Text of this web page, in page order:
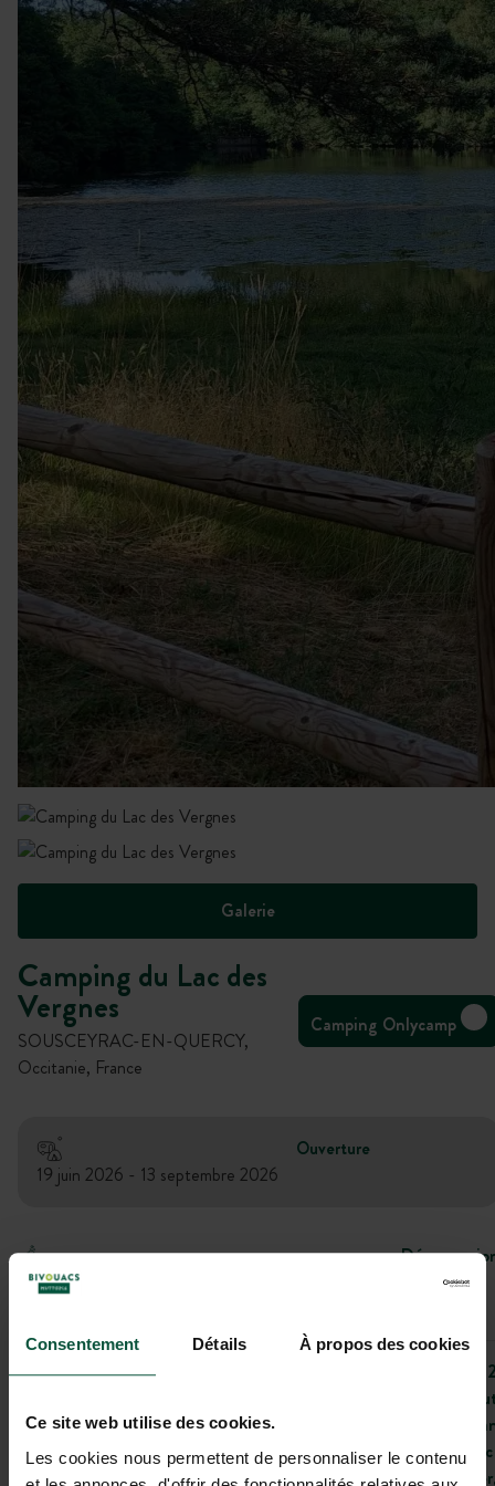
Consentement Détails À propos des cookies
Ce site web utilise des cookies.
Les cookies nous permettent de personnaliser le contenu
Galerie
Camping du Lac des
Vergnes
SOUSCEYRAC-EN-QUERCY,
Occitanie, France
Camping Onlycamp
Ouverture
19 juin 2026 - 13 septembre 2026
Ici pas de réseau, juste une connexion avec la nature